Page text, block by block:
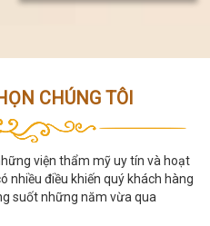
CHÚNG TÔI
viện thẩm mỹ uy tín và hoạt
nhiều điều khiến quý khách hàng
suốt những năm vừa qua